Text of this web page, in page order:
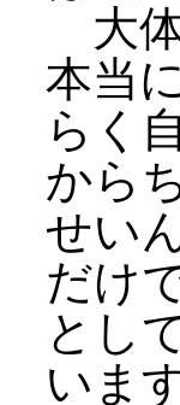
大体
本当
らく
から
せい
だけ
とし
いま